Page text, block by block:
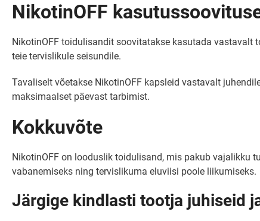
NikotinOFF
NikotinOFF toidulisandit soovitatakse kasutada vastavalt
teie tervislikule seisundile.
Tavaliselt võetakse NikotinOFF kapsleid vastavalt
maksimaalset päevast tarbimist.
Kokkuvõte
NikotinOFF on looduslik toidulisand, mis pakub vajalikku
vabanemiseks ning tervislikuma eluviisi poole liikumiseks.
Järgige kindlasti tootja juhiseid